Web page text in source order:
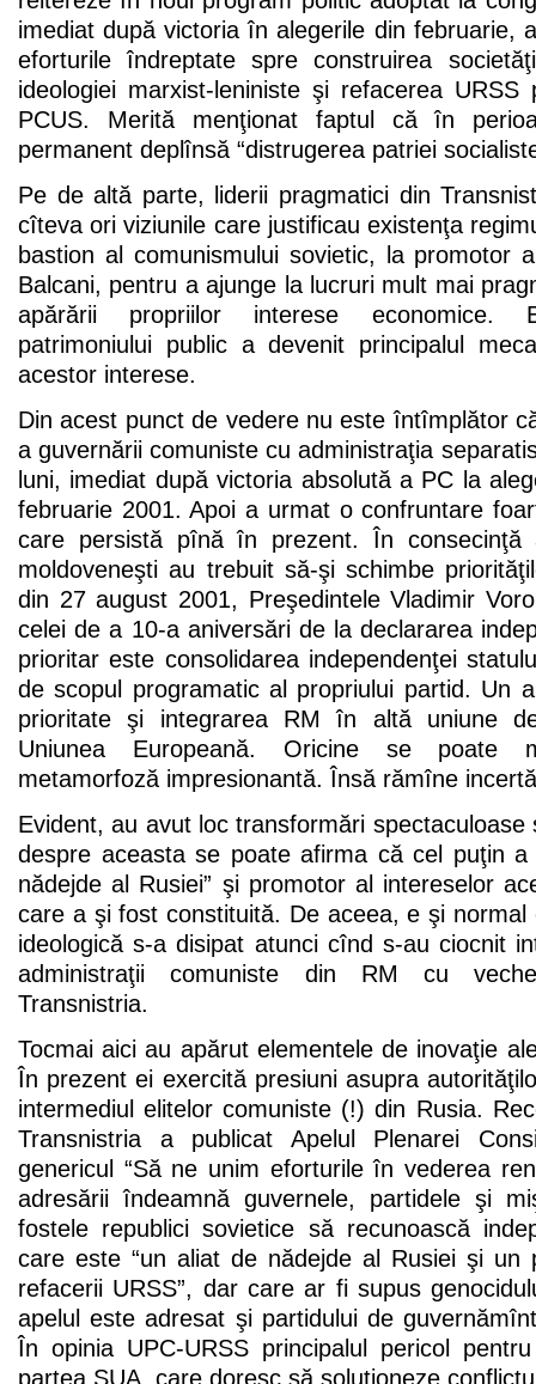
imediat după victoria în alegerile din februarie,
eforturile îndreptate spre construirea
ideologiei marxist-leniniste şi refacerea URSS
PCUS. Merită menţionat faptul că în
permanent deplînsă “distrugerea patriei
Pe de altă parte, liderii pragmatici din
cîteva ori viziunile care justificau existenţa
bastion al comunismului sovietic, la promotor
Balcani, pentru a ajunge la lucruri mult mai
apărării propriilor interese economice.
patrimoniului public a devenit principalul
acestor interese.
Din acest punct de vedere nu este întîmplător
a guvernării comuniste cu administraţia
luni, imediat după victoria absolută a PC la
februarie 2001. Apoi a urmat o confruntare
care persistă pînă în prezent. În consecinţă
moldoveneşti au trebuit să-şi schimbe
din 27 august 2001, Preşedintele Vladimir
celei de a 10-a aniversări de la declararea
prioritar este consolidarea independenţei
de scopul programatic al propriului partid. Un
prioritate şi integrarea RM în altă uniune
Uniunea Europeană. Oricine se poate
metamorfoză impresionantă. Însă rămîne
Evident, au avut loc transformări
despre aceasta se poate afirma că cel puţin a
nădejde al Rusiei” şi promotor al intereselor
care a şi fost constituită. De aceea, e şi normal
ideologică s-a disipat atunci cînd s-au ciocnit
administraţii comuniste din RM cu
Transnistria.
Tocmai aici au apărut elementele de inovaţie
În prezent ei exercită presiuni asupra
intermediul elitelor comuniste (!) din Rusia.
Transnistria a publicat Apelul Plenarei
genericul “Să ne unim eforturile în vederea
adresării îndeamnă guvernele, partidele şi
fostele republici sovietice să recunoască
care este “un aliat de nădejde al Rusiei şi un
refacerii URSS”, dar care ar fi supus
apelul este adresat şi partidului de
În opinia UPC-URSS principalul pericol
partea SUA, care doresc să soluţioneze